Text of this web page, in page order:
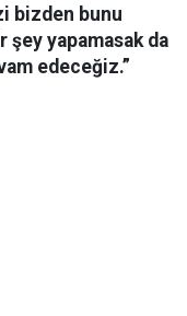
bizden bunu
yapamasak da
edeceğiz.”